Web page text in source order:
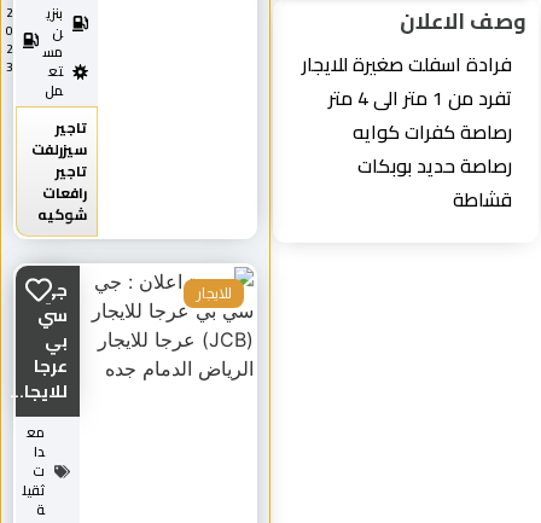
وصف الاعلان
فرادة اسفلت صغيرة للايجار
تفرد من 1 متر الى 4 متر
رصاصة كفرات كوايه
رصاصة حديد بوبكات
قشاطة
بنزي
ن
مس
تع
مل
تاجير
سيزرلفت
تاجير
رافعات
شوكيه
جي
سي
بي
عرجا
للايجا...
مع
دا
ت
ثقيل
ة
للايجار